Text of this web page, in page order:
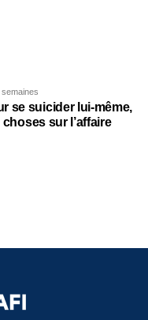
semaines
se suicider lui-même,
choses sur l’affaire